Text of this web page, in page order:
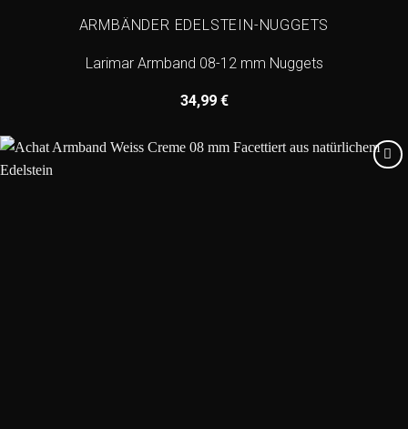
ARMBÄNDER EDELSTEIN-NUGGETS
Larimar Armband 08-12 mm Nuggets
34,99 €